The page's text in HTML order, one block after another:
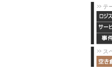
テ
ス